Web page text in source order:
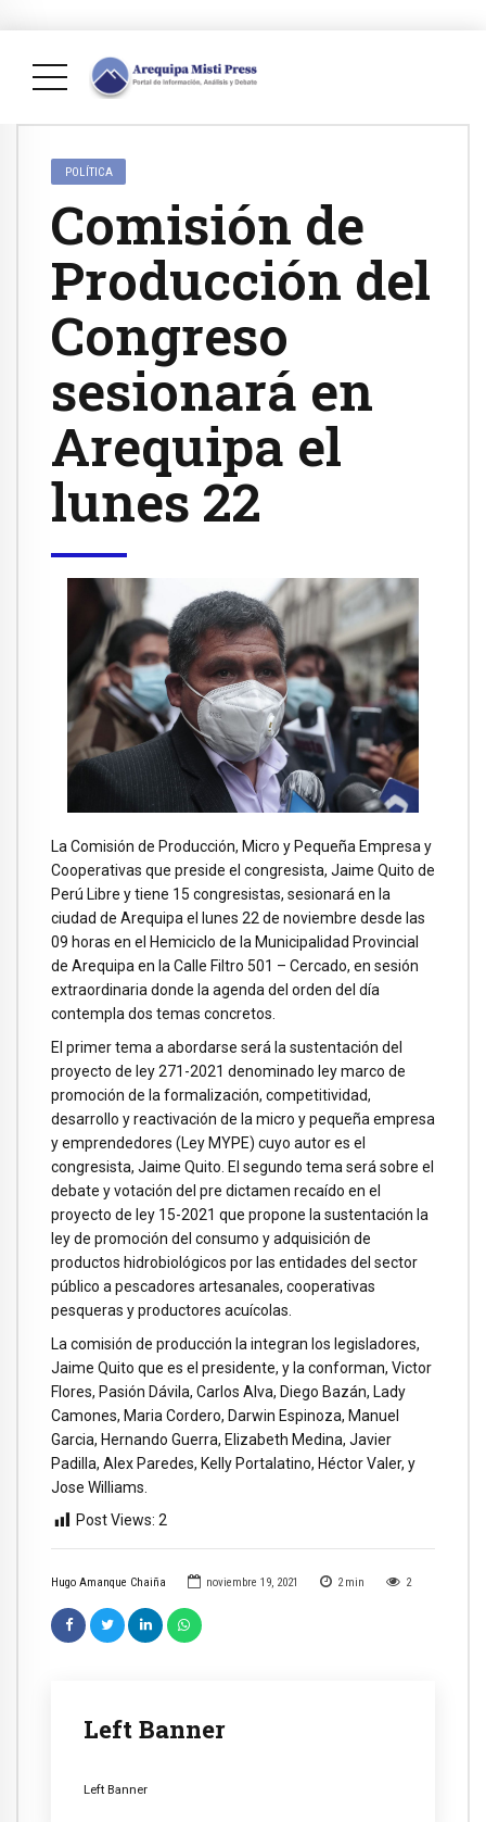
Hugo Amanque Chaiña noviembre 19, 2021 2 min 2
Left Banner
Left Banner
POLÍTICA
Comisión de
Producción del
Congreso
sesionará en
Arequipa el
lunes 22
La Comisión de Producción, Micro y Pequeña Empresa y
Cooperativas que preside el congresista, Jaime Quito de
Perú Libre y tiene 15 congresistas, sesionará en la
ciudad de Arequipa el lunes 22 de noviembre desde las
09 horas en el Hemiciclo de la Municipalidad Provincial
de Arequipa en la Calle Filtro 501 – Cercado, en sesión
extraordinaria donde la agenda del orden del día
contempla dos temas concretos.
El primer tema a abordarse será la sustentación del
proyecto de ley 271-2021 denominado ley marco de
promoción de la formalización, competitividad,
desarrollo y reactivación de la micro y pequeña empresa
y emprendedores (Ley MYPE) cuyo autor es el
congresista, Jaime Quito. El segundo tema será sobre el
debate y votación del pre dictamen recaído en el
proyecto de ley 15-2021 que propone la sustentación la
ley de promoción del consumo y adquisición de
productos hidrobiológicos por las entidades del sector
público a pescadores artesanales, cooperativas
pesqueras y productores acuícolas.
La comisión de producción la integran los legisladores,
Jaime Quito que es el presidente, y la conforman, Victor
Flores, Pasión Dávila, Carlos Alva, Diego Bazán, Lady
Camones, Maria Cordero, Darwin Espinoza, Manuel
Garcia, Hernando Guerra, Elizabeth Medina, Javier
Padilla, Alex Paredes, Kelly Portalatino, Héctor Valer, y
Jose Williams.
Post Views: 2